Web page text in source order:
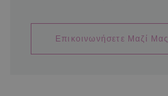
Επικοινωνήσετε Μαζί Μας